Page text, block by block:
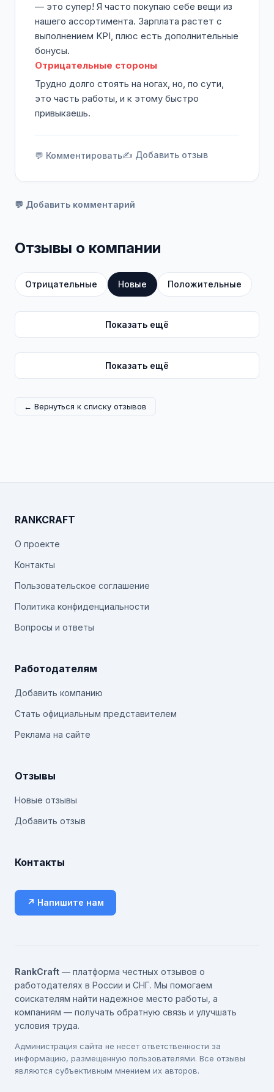
— это супер! Я часто покупаю себе вещи из
нашего ассортимента. Зарплата растет с
выполнением KPI, плюс есть дополнительные
бонусы.
Отрицательные стороны
Трудно долго стоять на ногах, но, по сути,
это часть работы, и к этому быстро
привыкаешь.
💬 Комментировать✍️ Добавить отзыв
💬 Добавить комментарий
Отзывы о компании
Отрицательные Новые Положительные
Показать ещё
Показать ещё
← Вернуться к списку отзывов
RANKCRAFT
О проекте
Контакты
Пользовательское соглашение
Политика конфиденциальности
Вопросы и ответы
Работодателям
Добавить компанию
Стать официальным представителем
Реклама на сайте
Отзывы
Новые отзывы
Добавить отзыв
Контакты
↗ Напишите нам
RankCraft — платформа честных отзывов о
работодателях в России и СНГ. Мы помогаем
соискателям найти надежное место работы, а
компаниям — получать обратную связь и улучшать
условия труда.
Администрация сайта не несет ответственности за
информацию, размещенную пользователями. Все отзывы
являются субъективным мнением их авторов.